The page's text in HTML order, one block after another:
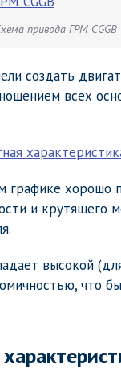
привода ГРМ CGGB
создать
всех
графике хорошо
и крутящего
высокой
что